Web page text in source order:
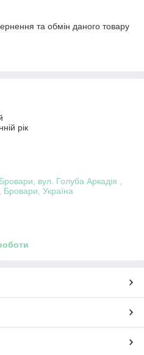
та обмін даного товару
рік
вул. Голуба Аркадія ,
Бровари, Україна